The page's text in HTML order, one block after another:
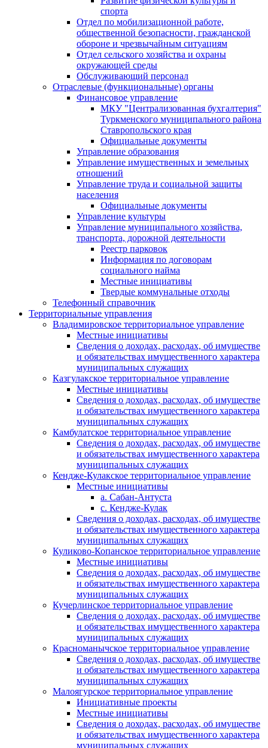
спорта
Отдел по мобилизационной работе,
общественной безопасности, гражданской
оборонe и чрезвычайным ситуациям
Отдел сельского хозяйства и охраны
окружающей среды
Обслуживающий персонал
Отраслевые (функциональные) органы
Финансовое управление
МКУ "Централизованная бухгалтерия"
Туркменского муниципального района
Ставропольского края
Официальные документы
Управление образования
Управление имущественных и земельных
отношений
Управление труда и социальной защиты
населения
Официальные документы
Управление культуры
Управление муниципального хозяйства,
транспорта, дорожной деятельности
Реестр парковок
Информация по договорам
социального найма
Местные инициативы
Твердые коммунальные отходы
Телефонный справочник
Территориальные управления
Владимировское территориальное управление
Местные инициативы
Сведения о доходах, расходах, об имуществе
и обязательствах имущественного характера
муниципальных служащих
Казгулакское территориальное управление
Местные инициативы
Сведения о доходах, расходах, об имуществе
и обязательствах имущественного характера
муниципальных служащих
Камбулатское территориальное управление
Сведения о доходах, расходах, об имуществе
и обязательствах имущественного характера
муниципальных служащих
Кендже-Кулакское территориальное управление
Местные инициативы
а. Сабан-Антуста
с. Кендже-Кулак
Сведения о доходах, расходах, об имуществе
и обязательствах имущественного характера
муниципальных служащих
Куликово-Копанское территориальное управление
Местные инициативы
Сведения о доходах, расходах, об имуществе
и обязательствах имущественного характера
муниципальных служащих
Кучерлинское территориальное управление
Сведения о доходах, расходах, об имуществе
и обязательствах имущественного характера
муниципальных служащих
Красноманычское территориальное управление
Сведения о доходах, расходах, об имуществе
и обязательствах имущественного характера
муниципальных служащих
Малоягурское территориальное управление
Инициативные проекты
Местные инициативы
Сведения о доходах, расходах, об имуществе
и обязательствах имущественного характера
муниципальных служащих